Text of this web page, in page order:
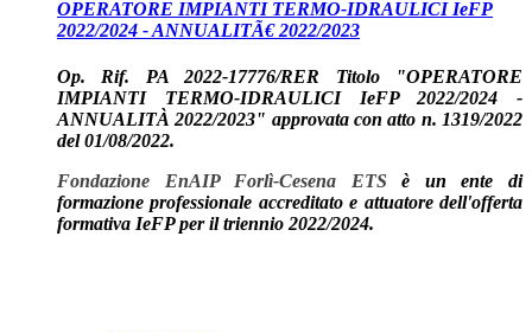
OPERATORE IMPIANTI TERMO-IDRAULICI IeFP
2022/2024 - ANNUALITÃ€ 2022/2023
Op. Rif. PA 2022-17776/RER Titolo "OPERATORE
IMPIANTI TERMO-IDRAULICI IeFP 2022/2024 -
ANNUALITÀ 2022/2023" approvata con atto n. 1319/2022
del 01/08/2022.
Fondazione EnAIP Forlì-Cesena ETSè un ente di
formazione professionale accreditato e attuatore dell'offerta
formativa IeFP per il triennio 2022/2024.